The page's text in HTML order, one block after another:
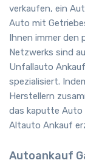
verkaufen, ein
Auto mit
Ihnen immer den
Netzwerks sind
Unfallauto
spezialisiert.
Herstellern
das kaputte Auto
Altauto Ankauf
Autoankauf